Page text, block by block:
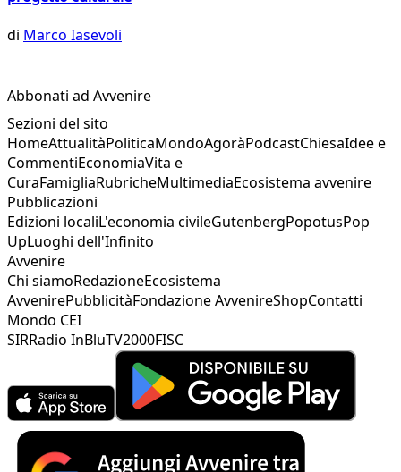
di Marco Iasevoli
Abbonati ad Avvenire
Sezioni del sito
HomeAttualitàPoliticaMondoAgoràPodcastChiesaIdee e
CommentiEconomiaVita e
CuraFamigliaRubricheMultimediaEcosistema avvenire
Pubblicazioni
Edizioni localiL'economia civileGutenbergPopotusPop
UpLuoghi dell'Infinito
Avvenire
Chi siamoRedazioneEcosistema
AvvenirePubblicitàFondazione AvvenireShopContatti
Mondo CEI
SIRRadio InBluTV2000FISC